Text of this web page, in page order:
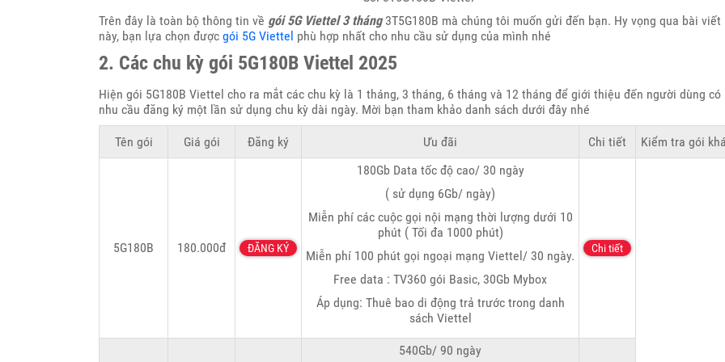
Trên đây là toàn bộ thông tin về gói 5G Viettel 3 tháng3T5G180B mà chúng tôi muốn gửi đến bạn. Hy vọng qua bài viết
này, bạn lựa chọn được gói 5G Viettel phù hợp nhất cho nhu cầu sử dụng của mình nhé
2. Các chu kỳ gói 5G180B Viettel 2025
Hiện gói 5G180B Viettel cho ra mắt các chu kỳ là 1 tháng, 3 tháng, 6 tháng và 12 tháng để giới thiệu đến người dùng có
nhu cầu đăng ký một lần sử dụng chu kỳ dài ngày. Mời bạn tham khảo danh sách dưới đây nhé
Tên gói Giá gói Đăng ký Ưu đãi Chi tiết Kiểm tra gói
5G180B 180.000đ ĐĂNG KÝ
180Gb Data tốc độ cao/ 30 ngày
( sử dụng 6Gb/ ngày)
Miễn phí các cuộc gọi nội mạng thời lượng dưới 10
phút ( Tối đa 1000 phút)
Miễn phí 100 phút gọi ngoại mạng Viettel/ 30 ngày.
Free data : TV360 gói Basic, 30Gb Mybox
Áp dụng: Thuê bao di động trả trước trong danh
sách Viettel
Chi tiết
540Gb/ 90 ngày